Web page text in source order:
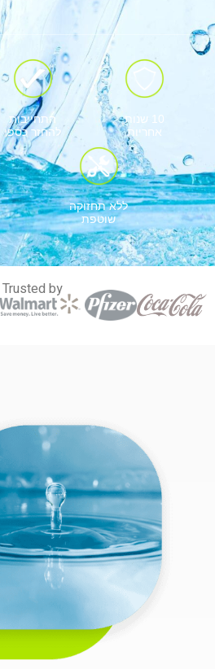
10 שנות
אחריות
התחייבות
להחזר כספי
ללא תחזוקה
שוטפת
Trusted by